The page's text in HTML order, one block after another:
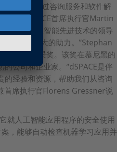
都希望通过咨询服务和软件解
，”dSPACE首席执行官Martin
们是人工智能先进技术的领导
来说是很大的助力。”Stephan
日获得愿景奖。该奖在慕尼黑的
公司和企业家。“dSPACE是伴
的经验和资源，帮助我们从咨询
首席执行官Florens Gressner说
就人工智能应用程序的安全使用
，能够自动检查机器学习应用并